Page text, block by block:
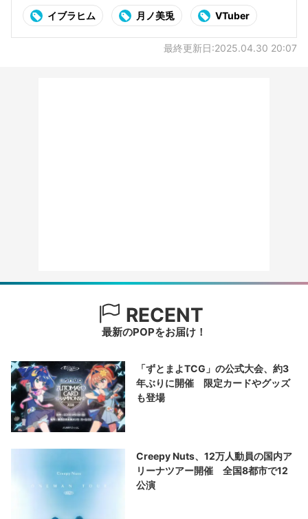
イブラヒム 月ノ美兎 VTuber
最終更新日:2025.04.30 20:07
RECENT
最新のPOPをお届け！
「ずとまよTCG」の公式大会、約3
年ぶりに開催 限定カードやグッズ
も登場
Creepy Nuts、12万人動員の国内ア
リーナツアー開催 全国8都市で12
公演